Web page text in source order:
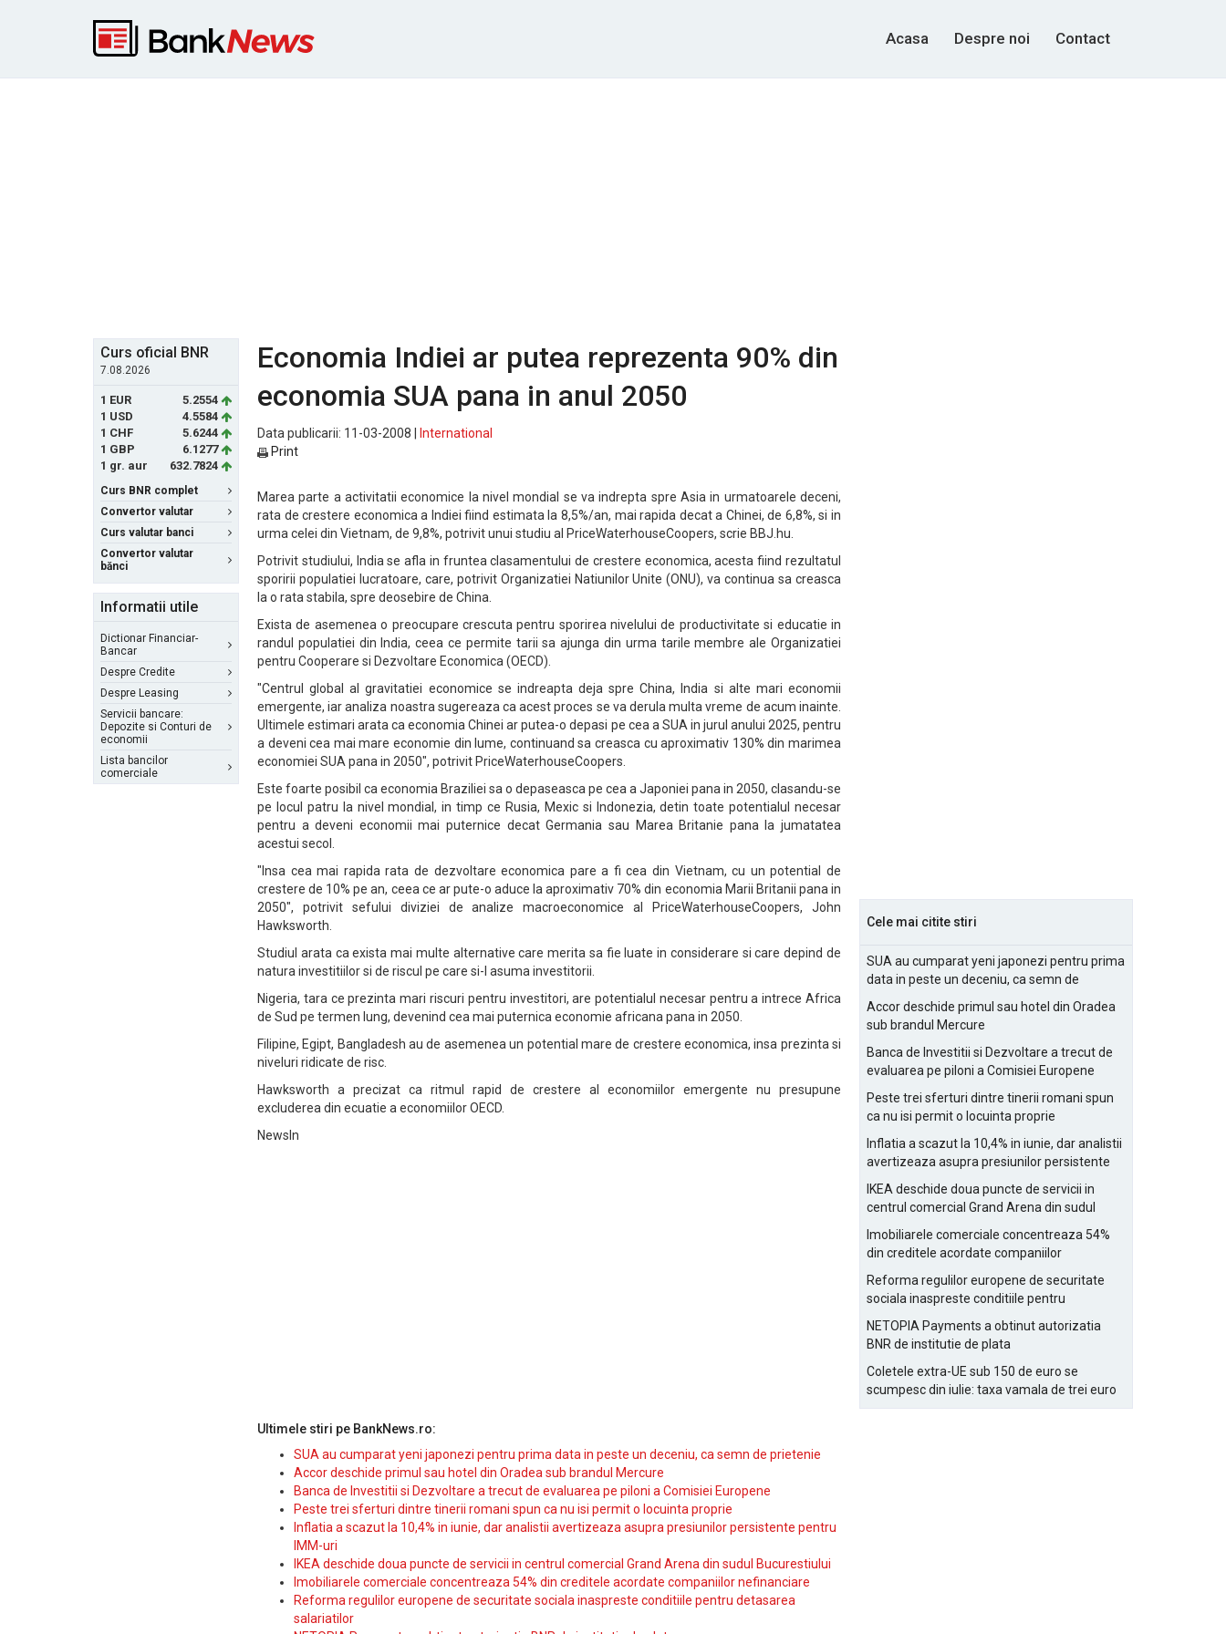
Acasa Despre noi Contact
Curs oficial BNR
7.08.2026
1 EUR
5.2554
1 USD
4.5584
1 CHF
5.6244
1 GBP
6.1277
1 gr. aur
632.7824
Curs BNR complet
Convertor valutar
Curs valutar banci
Convertor valutar
bănci
Informatii utile
Dictionar Financiar-
Bancar
Despre Credite
Despre Leasing
Servicii bancare:
Depozite si Conturi de
economii
Lista bancilor
comerciale
Economia Indiei ar putea reprezenta 90% din
economia SUA pana in anul 2050
Data publicarii: 11-03-2008 |
International
Print
Marea parte a activitatii economice la nivel mondial se va indrepta spre Asia in urmatoarele deceni,
rata de crestere economica a Indiei fiind estimata la 8,5%/an, mai rapida decat a Chinei, de 6,8%, si in
urma celei din Vietnam, de 9,8%, potrivit unui studiu al PriceWaterhouseCoopers, scrie BBJ.hu.
Potrivit studiului, India se afla in fruntea clasamentului de crestere economica, acesta fiind rezultatul
sporirii populatiei lucratoare, care, potrivit Organizatiei Natiunilor Unite (ONU), va continua sa creasca
la o rata stabila, spre deosebire de China.
Exista de asemenea o preocupare crescuta pentru sporirea nivelului de productivitate si educatie in
randul populatiei din India, ceea ce permite tarii sa ajunga din urma tarile membre ale Organizatiei
pentru Cooperare si Dezvoltare Economica (OECD).
"Centrul global al gravitatiei economice se indreapta deja spre China, India si alte mari economii
emergente, iar analiza noastra sugereaza ca acest proces se va derula multa vreme de acum inainte.
Ultimele estimari arata ca economia Chinei ar putea-o depasi pe cea a SUA in jurul anului 2025, pentru
a deveni cea mai mare economie din lume, continuand sa creasca cu aproximativ 130% din marimea
economiei SUA pana in 2050", potrivit PriceWaterhouseCoopers.
Este foarte posibil ca economia Braziliei sa o depaseasca pe cea a Japoniei pana in 2050, clasandu-se
pe locul patru la nivel mondial, in timp ce Rusia, Mexic si Indonezia, detin toate potentialul necesar
pentru a deveni economii mai puternice decat Germania sau Marea Britanie pana la jumatatea
acestui secol.
"Insa cea mai rapida rata de dezvoltare economica pare a fi cea din Vietnam, cu un potential de
crestere de 10% pe an, ceea ce ar pute-o aduce la aproximativ 70% din economia Marii Britanii pana in
2050", potrivit sefului diviziei de analize macroeconomice al PriceWaterhouseCoopers, John
Hawksworth.
Studiul arata ca exista mai multe alternative care merita sa fie luate in considerare si care depind de
natura investitiilor si de riscul pe care si-l asuma investitorii.
Nigeria, tara ce prezinta mari riscuri pentru investitori, are potentialul necesar pentru a intrece Africa
de Sud pe termen lung, devenind cea mai puternica economie africana pana in 2050.
Filipine, Egipt, Bangladesh au de asemenea un potential mare de crestere economica, insa prezinta si
niveluri ridicate de risc.
Hawksworth a precizat ca ritmul rapid de crestere al economiilor emergente nu presupune
excluderea din ecuatie a economiilor OECD.
NewsIn
Ultimele stiri pe BankNews.ro:
SUA au cumparat yeni japonezi pentru prima data in peste un deceniu, ca semn de prietenie
Accor deschide primul sau hotel din Oradea sub brandul Mercure
Banca de Investitii si Dezvoltare a trecut de evaluarea pe piloni a Comisiei Europene
Peste trei sferturi dintre tinerii romani spun ca nu isi permit o locuinta proprie
Inflatia a scazut la 10,4% in iunie, dar analistii avertizeaza asupra presiunilor persistente pentru
IMM-uri
IKEA deschide doua puncte de servicii in centrul comercial Grand Arena din sudul Bucurestiului
Imobiliarele comerciale concentreaza 54% din creditele acordate companiilor nefinanciare
Reforma regulilor europene de securitate sociala inaspreste conditiile pentru detasarea
salariatilor
Cele mai citite stiri
SUA au cumparat yeni japonezi pentru prima
data in peste un deceniu, ca semn de
Accor deschide primul sau hotel din Oradea
sub brandul Mercure
Banca de Investitii si Dezvoltare a trecut de
evaluarea pe piloni a Comisiei Europene
Peste trei sferturi dintre tinerii romani spun
ca nu isi permit o locuinta proprie
Inflatia a scazut la 10,4% in iunie, dar analistii
avertizeaza asupra presiunilor persistente
IKEA deschide doua puncte de servicii in
centrul comercial Grand Arena din sudul
Imobiliarele comerciale concentreaza 54%
din creditele acordate companiilor
Reforma regulilor europene de securitate
sociala inaspreste conditiile pentru
NETOPIA Payments a obtinut autorizatia
BNR de institutie de plata
Coletele extra-UE sub 150 de euro se
scumpesc din iulie: taxa vamala de trei euro
pe articol, adaugata la taxa logistica